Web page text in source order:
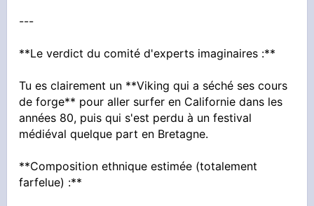
---
**Le verdict du comité d'experts imaginaires :**
Tu es clairement un **Viking qui a séché ses cours
de forge** pour aller surfer en Californie dans les
années 80, puis qui s'est perdu à un festival
médiéval quelque part en Bretagne.
**Composition ethnique estimée (totalement
farfelue) :**